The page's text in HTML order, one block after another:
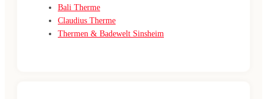
Bali Therme
Claudius Therme
Thermen & Badewelt Sinsheim